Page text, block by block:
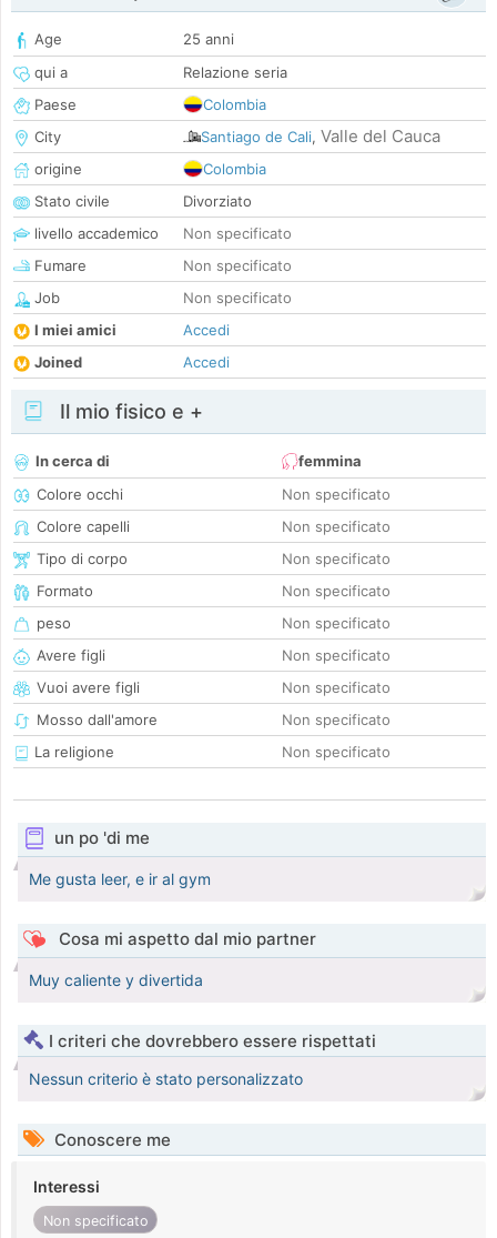
Age
25 anni
qui a
Relazione seria
Paese
Colombia
City
Santiago de Cali, Valle del Cauca
origine
Colombia
Stato civile
Divorziato
livello accademico
Non specificato
Fumare
Non specificato
Job
Non specificato
I miei amici
Accedi
Joined
Accedi
Il mio fisico e +
In cerca di
femmina
Colore occhi
Non specificato
Colore capelli
Non specificato
Tipo di corpo
Non specificato
Formato
Non specificato
peso
Non specificato
Avere figli
Non specificato
Vuoi avere figli
Non specificato
Mosso dall'amore
Non specificato
La religione
Non specificato
un po 'di me
Me gusta leer, e ir al gym
Cosa mi aspetto dal mio partner
Muy caliente y divertida
I criteri che dovrebbero essere rispettati
Nessun criterio è stato personalizzato
Conoscere me
Interessi
Non specificato